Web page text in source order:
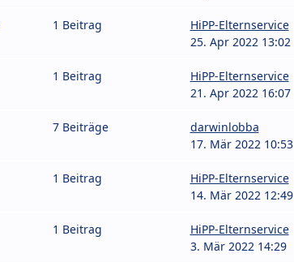
1 Beitrag
HiPP-Elternservice
25. Apr 2022 13:02
1 Beitrag
HiPP-Elternservice
21. Apr 2022 16:07
7 Beiträge
darwinlobba
17. Mär 2022 10:53
1 Beitrag
HiPP-Elternservice
14. Mär 2022 12:49
1 Beitrag
HiPP-Elternservice
3. Mär 2022 14:29